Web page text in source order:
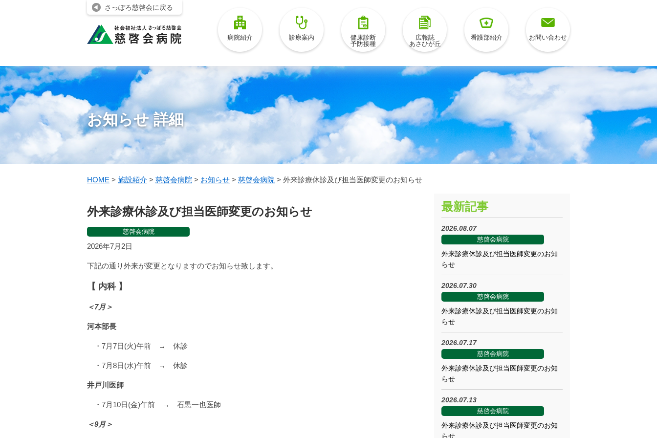
お知らせ 詳細
さっぽろ慈啓会に戻る
病院紹介 診療案内
健康診断
予防接種
広報誌
あさひが丘
看護部紹介 お問い合わせ
HOME > 施設紹介 > 慈啓会病院 > お知らせ > 慈啓会病院 > 外来診療休診及び担当医師変更のお知らせ
外来診療休診及び担当医師変更のお知らせ
慈啓会病院
2026年7月2日
下記の通り外来が変更となりますのでお知らせ致します。
【 内科 】
＜7月＞
河本部長
・7月7日(火)午前 → 休診
・7月8日(水)午前 → 休診
井戸川医師
・7月10日(金)午前 → 石黒一也医師
＜9月＞
最新記事
2026.08.07
慈啓会病院
外来診療休診及び担当医師変更のお知
らせ
2026.07.30
慈啓会病院
外来診療休診及び担当医師変更のお知
らせ
2026.07.17
慈啓会病院
外来診療休診及び担当医師変更のお知
らせ
2026.07.13
慈啓会病院
外来診療休診及び担当医師変更のお知
らせ